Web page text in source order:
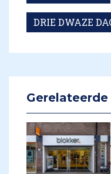
DRIE DWAZE